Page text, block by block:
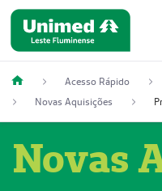
Acesso Rápido
Novas Aquisições
Novas